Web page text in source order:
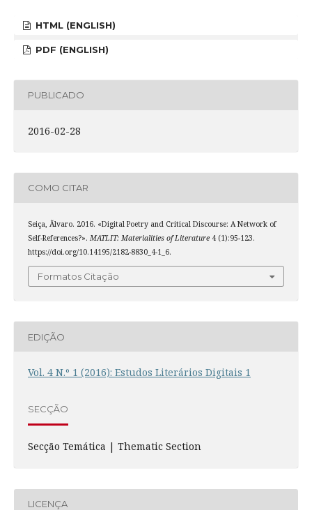
HTML (ENGLISH)
PDF (ENGLISH)
PUBLICADO
2016-02-28
COMO CITAR
Seiça, Ãlvaro. 2016. «Digital Poetry and Critical Discourse: A Network of
Self-References?». MATLIT: Materialities of Literature4 (1):95-123.
https://doi.org/10.14195/2182-8830_4-1_6.
Formatos Citação
EDIÇÃO
Vol. 4 N.º 1 (2016): Estudos Literários Digitais 1
SECÇÃO
Secção Temática | Thematic Section
LICENÇA